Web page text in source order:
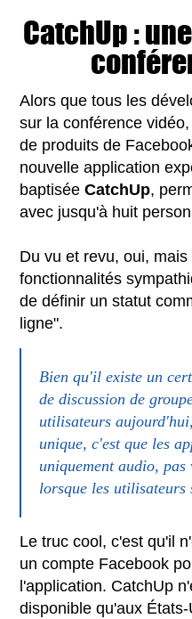
CatchUp :
Alors que tous les
sur la conférence
de produits de
nouvelle application
baptiséeCatchUp,
avec jusqu'à huit
Du vu et revu, oui,
fonctionnalités
de définir un statut
ligne".
Bien qu'il existe un
de discussion de
utilisateurs
unique, c'est que les
uniquement audio,
lorsque les utilisateurs
Le truc cool, c'est qu'il
un compte Facebook
l'application. CatchUp
disponible qu'aux